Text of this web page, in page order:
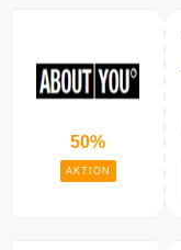
50%
AKTION